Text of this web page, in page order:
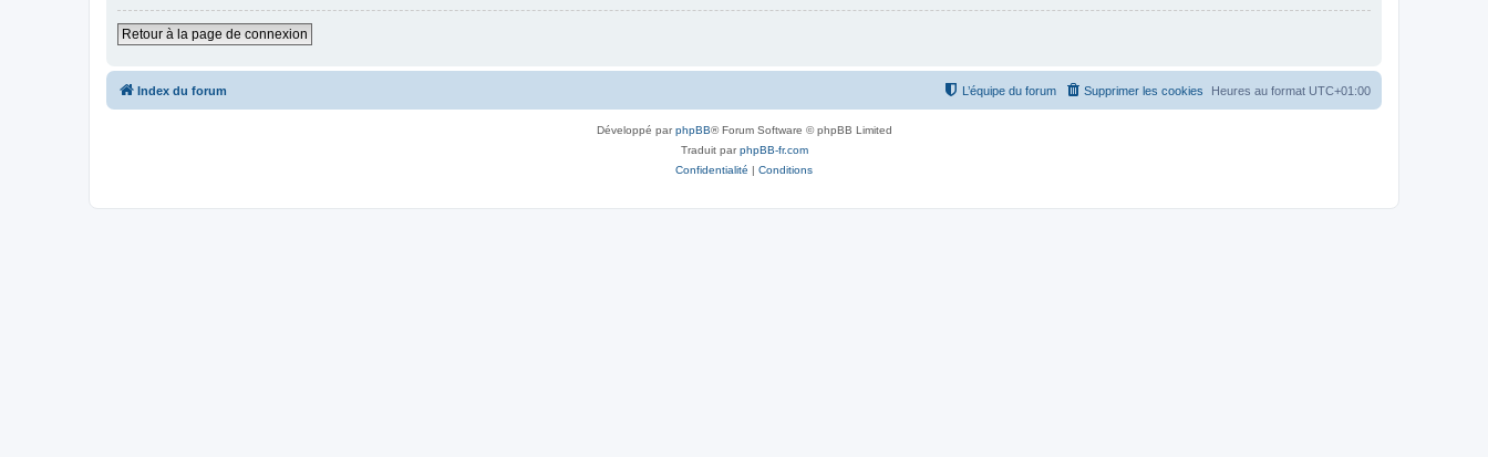
Retour à la page de connexion
Index du forum Heures au format UTC+01:00
Supprimer les cookies
L’équipe du forum
Développé parphpBB® Forum Software © phpBB Limited
Traduit parphpBB-fr.com
Confidentialité | Conditions